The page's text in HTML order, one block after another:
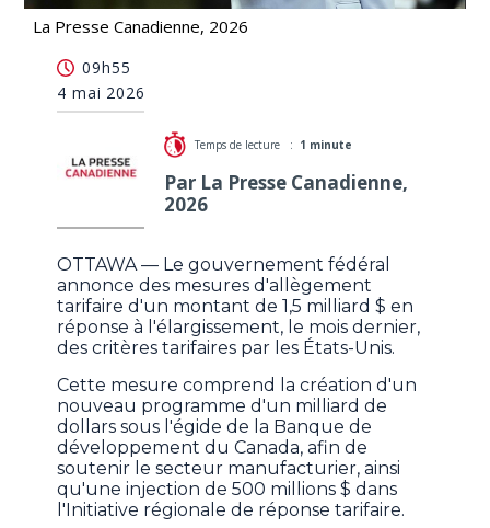
La Presse Canadienne, 2026
les effets des droits de douane
09h55
4 mai 2026
Temps de lecture : 1 minute
Par La Presse Canadienne,
2026
OTTAWA — Le gouvernement fédéral
annonce des mesures d'allègement
tarifaire d'un montant de 1,5 milliard $ en
réponse à l'élargissement, le mois dernier,
des critères tarifaires par les États-Unis.
Cette mesure comprend la création d'un
nouveau programme d'un milliard de
dollars sous l'égide de la Banque de
développement du Canada, afin de
soutenir le secteur manufacturier, ainsi
qu'une injection de 500 millions $ dans
l'Initiative régionale de réponse tarifaire.